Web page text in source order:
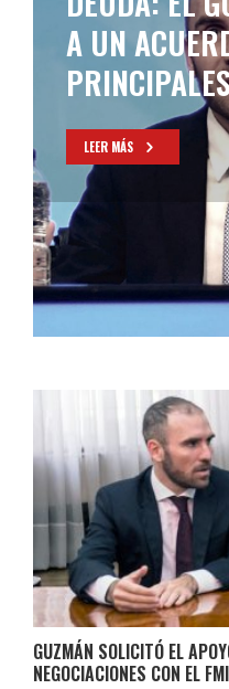
A UN
LEER MÁS
GUZMÁN SOLICITÓ EL
NEGOCIACIONES CON EL FMI